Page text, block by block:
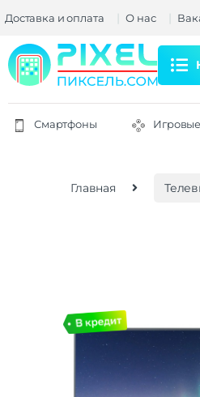
Доставка и оплата О нас
Смартфоны
Главная